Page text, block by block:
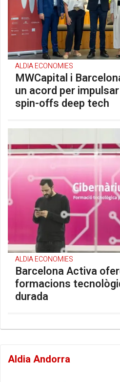
ALDIA ECONOMIES
MWCapital i
un acord per
spin-offs deep tech
ALDIA ECONOMIES
Barcelona Activa
formacions
durada
Aldia Andorra